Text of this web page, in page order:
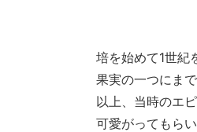
培を始めて1世紀
果実の一つにま
以上、当時のエ
可愛がってもら